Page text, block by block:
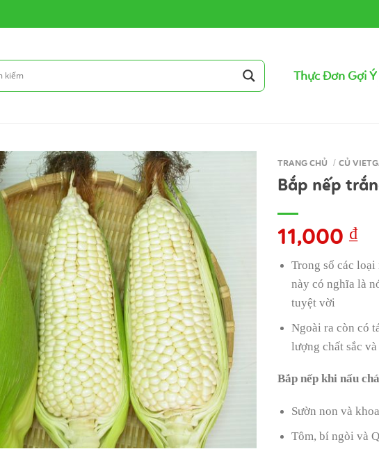
Thực Đơn Gợi Ý
TRANG CHỦ / CỦ
Bắp nếp
11,000 ₫
Trong số các
này có nghĩa là
tuyệt vời
Ngoài ra còn có
lượng chất sắc
Bắp nếp khi nấu
Sườn non và
Tôm, bí ngòi và